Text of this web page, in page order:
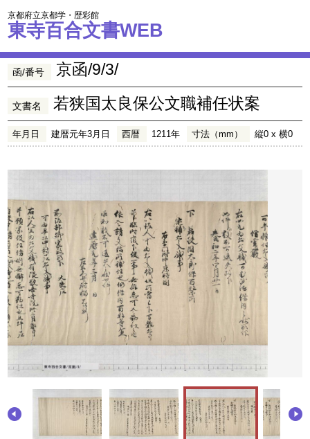
京都府立京都学・歴彩館
東寺百合文書WEB
函/番号 京函/9/3/
文書名 若狭国太良保公文職補任状案
年月日 建暦元年3月日 西暦 1211年 寸法（mm） 縦0 x 横0